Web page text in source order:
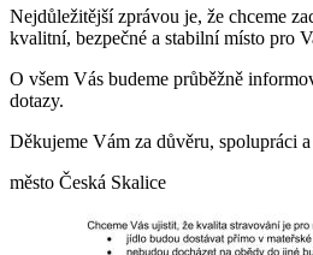
Nejdůležitější zprávou je, že chceme
kvalitní, bezpečné a stabilní místo pro
O všem Vás budeme průběžně
dotazy.
Děkujeme Vám za důvěru, spolupráci
město Česká Skalice